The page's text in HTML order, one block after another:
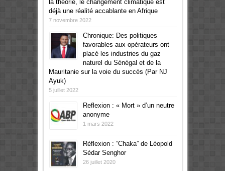
la théorie, le changement climatique est
déjà une réalité accablante en Afrique
7 novembre 2022
Chronique: Des politiques
favorables aux opérateurs ont
placé les industries du gaz
naturel du Sénégal et de la
Mauritanie sur la voie du succès (Par NJ
Ayuk)
5 juillet 2022
Reflexion : « Mort » d’un neutre
anonyme
1 mars 2022
Réflexion : “Chaka” de Léopold
Sédar Senghor
26 juillet 2020